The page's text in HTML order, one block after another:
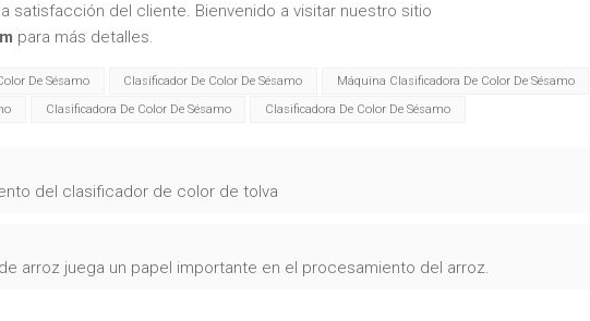
satisfacción del cliente. Bienvenido a visitar nuestro sitio
para más detalles.
De Sésamo Clasificador De Color De Sésamo
Máquina Clasificadora De Color De Sésamo
Clasificadora De Color De Sésamo Clasificadora De Color De Sésamo
del clasificador de color de tolva
arroz juega un papel importante en el procesamiento del arroz.